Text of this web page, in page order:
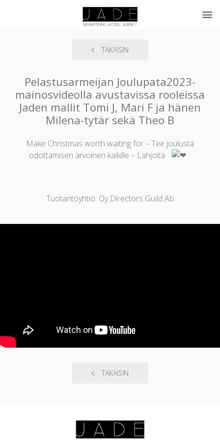
TAKAISIN
Pelastusarmeijan Joulupata2023-
mainosvideolla avustavissa rooleissa
Jaden mallit Tomi J, Mari F ja hänen
Milena-tytär sekä Theo B
Make Christmas worth waiting for – Tee joulusta
odottamisen arvoinen kaikille – Lahjoita
.
Tuotantoyhtiö: Oy Directors Guild Ab
TAKAISIN